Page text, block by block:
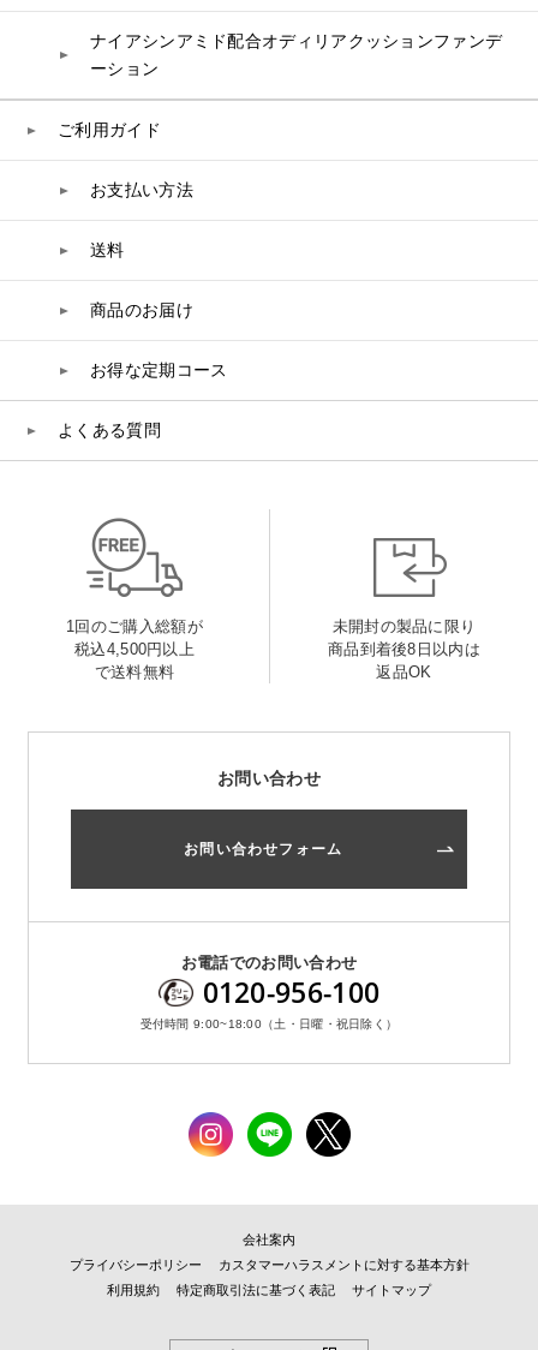
ナイアシンアミド配合オディリアクッションファンデ
ーション
ご利用ガイド
お支払い方法
送料
商品のお届け
お得な定期コース
よくある質問
1回のご購入総額が
税込4,500円以上
で送料無料
未開封の製品に限り
商品到着後8日以内は
返品OK
お問い合わせ
お問い合わせフォーム
お電話でのお問い合わせ
0120-956-100
受付時間 9:00~18:00（土・日曜・祝日除く）
会社案内
プライバシーポリシー
カスタマーハラスメントに対する基本方針
利用規約
特定商取引法に基づく表記 サイトマップ